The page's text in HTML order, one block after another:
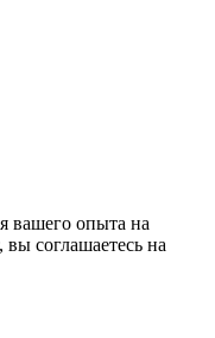
вашего опыта на
соглашаетесь на